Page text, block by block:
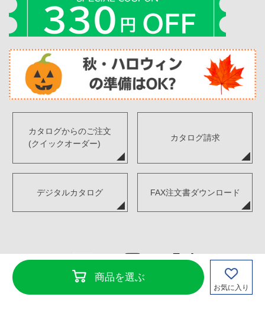
商品を選ぶ
お気に入り
カタログからのご注文
(クイックオーダー)
カタログ請求
デジタルカタログ FAX注文書ダウンロード